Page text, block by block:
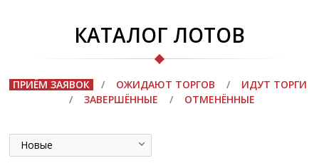
КАТАЛОГ ЛОТОВ
ПРИЁМ ЗАЯВОК / ОЖИДАЮТ ТОРГОВ /
ИДУТ ТОРГИ
/
ЗАВЕРШЁННЫЕ / ОТМЕНЁННЫЕ
Новые